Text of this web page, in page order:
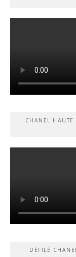
CHANEL HAUTE
DÉFILÉ